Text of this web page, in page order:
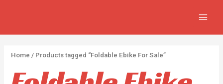
r
u
r
u
r
u
Home / Products tagged “Foldable Ebike For Sale”